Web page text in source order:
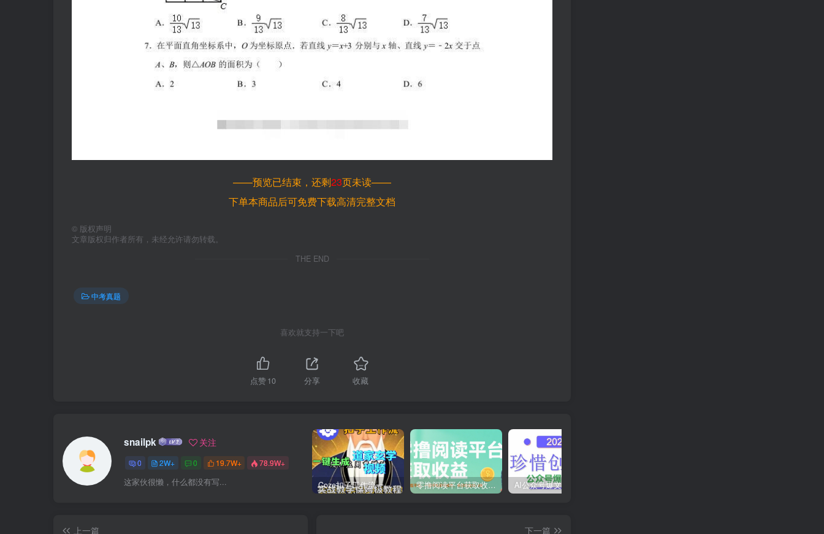
——预览已结束，还剩23页未读——
下单本商品后可免费下载高清完整文档
© 版权声明
文章版权归作者所有，未经允许请勿转载。
THE END
中考真题
喜欢就支持一下吧
点赞10 分享 收藏
snailpk 关注
0 2W+ 0 19.7W+ 78.9W+
这家伙很懒，什么都没有写... Coze扣子工作流一键生成道家玄学短视频，实战保姆级教程 零撸阅读平台获取收益，最新无门槛平台，一部手机即可操作，单日收益50-3张【揭秘】
上一篇
下一篇